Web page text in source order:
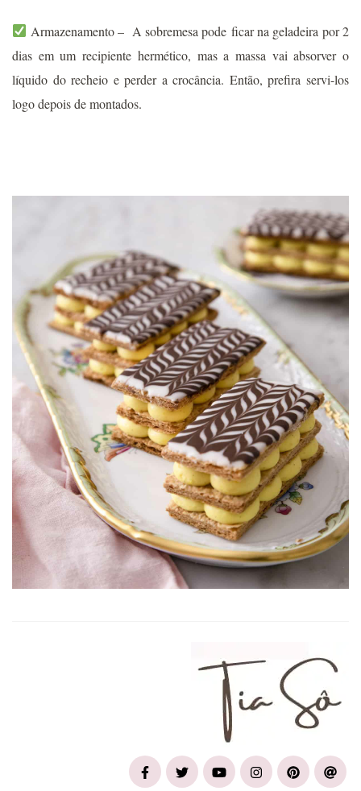
Armazenamento – A sobremesa pode ficar na geladeira por 2
dias em um recipiente hermético, mas a massa vai absorver o
líquido do recheio e perder a crocância. Então, prefira servi-los
logo depois de montados.